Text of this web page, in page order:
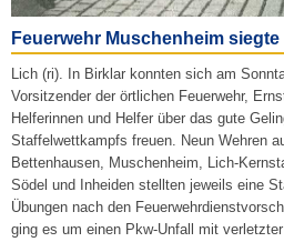
Feuerwehr Muschenheim
Lich (ri). In Birklar konnten sich am
Vorsitzender der örtlichen Feuerwehr,
Helferinnen und Helfer über das gute
Staffelwettkampfs freuen. Neun Wehren
Bettenhausen, Muschenheim, Lich-
Södel und Inheiden stellten jeweils eine
Übungen nach den
ging es um einen Pkw-Unfall mit